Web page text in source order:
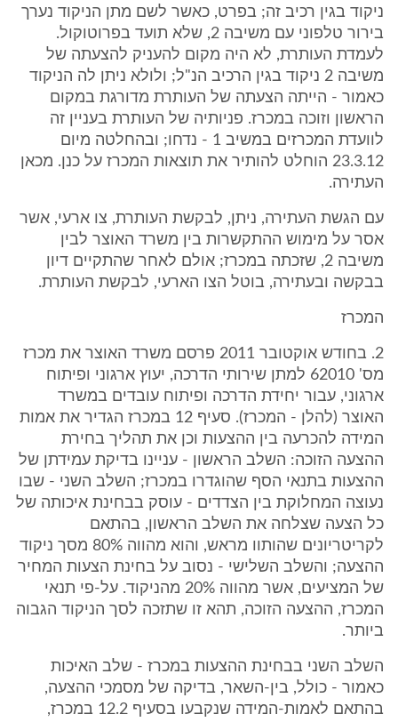
ניקוד בגין רכיב זה; בפרט, כאשר לשם מתן הניקוד נערך
בירור טלפוני עם משיבה 2, שלא תועד בפרוטוקול.
לעמדת העותרת, לא היה מקום להעניק להצעתה של
משיבה 2 ניקוד בגין הרכיב הנ"ל; ולולא ניתן לה הניקוד
כאמור - הייתה הצעתה של העותרת מדורגת במקום
הראשון וזוכה במכרז. פניותיה של העותרת בעניין זה
לוועדת המכרזים במשיב 1 - נדחו; ובהחלטה מיום
23.3.12 הוחלט להותיר את תוצאות המכרז על כנן. מכאן
העתירה.
עם הגשת העתירה, ניתן, לבקשת העותרת, צו ארעי, אשר
אסר על מימוש ההתקשרות בין משרד האוצר לבין
משיבה 2, שזכתה במכרז; אולם לאחר שהתקיים דיון
בבקשה ובעתירה, בוטל הצו הארעי, לבקשת העותרת.
המכרז
2. בחודש אוקטובר 2011 פרסם משרד האוצר את מכרז
מס' 62010 למתן שירותי הדרכה, יעוץ ארגוני ופיתוח
ארגוני, עבור יחידת הדרכה ופיתוח עובדים במשרד
האוצר (להלן - המכרז). סעיף 12 במכרז הגדיר את אמות
המידה להכרעה בין ההצעות וכן את תהליך בחירת
ההצעה הזוכה: השלב הראשון - עניינו בדיקת עמידתן של
ההצעות בתנאי הסף שהוגדרו במכרז; השלב השני - שבו
נעוצה המחלוקת בין הצדדים - עוסק בבחינת איכותה של
כל הצעה שצלחה את השלב הראשון, בהתאם
לקריטריונים שהותוו מראש, והוא מהווה 80% מסך ניקוד
ההצעה; והשלב השלישי - נסוב על בחינת הצעות המחיר
של המציעים, אשר מהווה 20% מהניקוד. על-פי תנאי
המכרז, ההצעה הזוכה, תהא זו שתזכה לסך הניקוד הגבוה
ביותר.
השלב השני בבחינת ההצעות במכרז - שלב האיכות
כאמור - כולל, בין-השאר, בדיקה של מסמכי ההצעה,
בהתאם לאמות-המידה שנקבעו בסעיף 12.2 במכרז,